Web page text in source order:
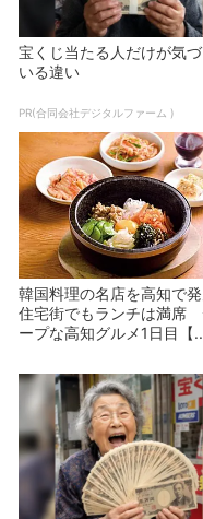
宝くじ当たる人だけが気
いる違い
PR(合同会社デジタルファーム )
韓国料理の名店を高知で発
住宅街でもランチは満席
ープな高知グルメ1日目【